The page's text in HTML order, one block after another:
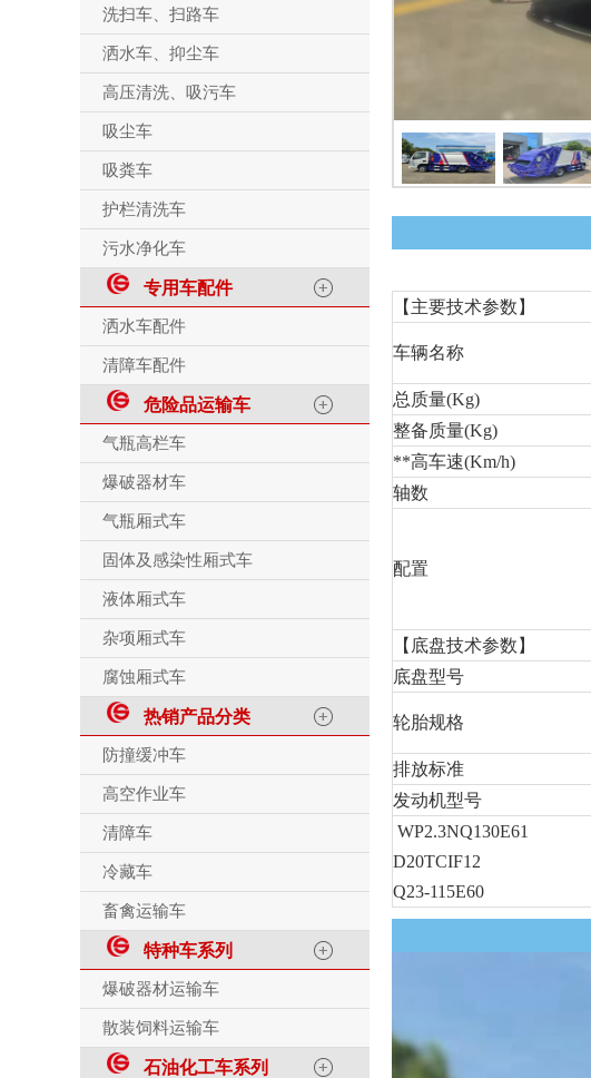
洗扫车、扫路车
洒水车、抑尘车
高压清洗、吸污车
吸尘车
吸粪车
护栏清洗车
污水净化车
专用车配件
洒水车配件
清障车配件
危险品运输车
气瓶高栏车
爆破器材车
气瓶厢式车
固体及感染性厢式车
液体厢式车
杂项厢式车
腐蚀厢式车
热销产品分类
防撞缓冲车
高空作业车
清障车
冷藏车
畜禽运输车
特种车系列
爆破器材运输车
散装饲料运输车
石油化工车系列
【主要技术参数】
车辆名称
总质量(Kg)
整备质量(Kg)
**高车速(Km/h)
轴数
配置
【底盘技术参数】
底盘型号
轮胎规格
排放标准
发动机型号
WP2.3NQ130E61
D20TCIF12
Q23-115E60